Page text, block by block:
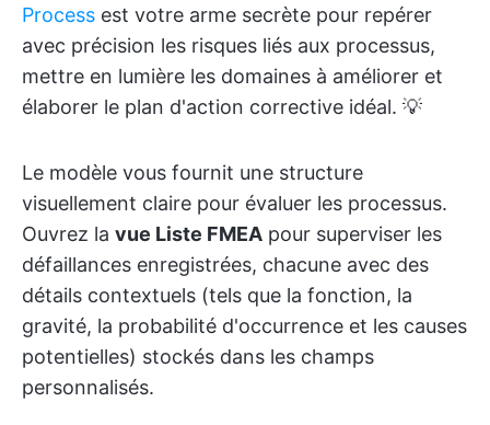
Process est votre arme secrète pour repérer
avec précision les risques liés aux processus,
mettre en lumière les domaines à améliorer et
élaborer le plan d'action corrective idéal. 💡
Le modèle vous fournit une structure
visuellement claire pour évaluer les processus.
Ouvrez la vue Liste FMEA pour superviser les
défaillances enregistrées, chacune avec des
détails contextuels (tels que la fonction, la
gravité, la probabilité d'occurrence et les causes
potentielles) stockés dans les champs
personnalisés.